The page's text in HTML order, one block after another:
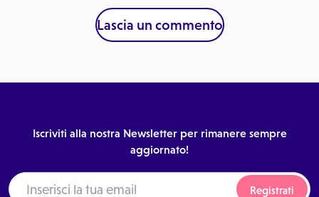
Lascia un commento
Iscriviti alla nostra Newsletter per rimanere sempre
aggiornato!
Registrati